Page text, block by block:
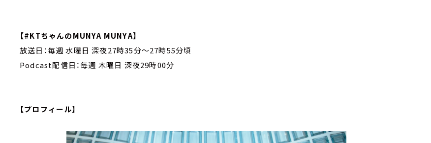
【#KTちゃんのMUNYA MUNYA】
放送日：毎週 水曜日 深夜27時35分～27時55分頃
Podcast配信日：毎週 木曜日 深夜29時00分
【プロフィール】